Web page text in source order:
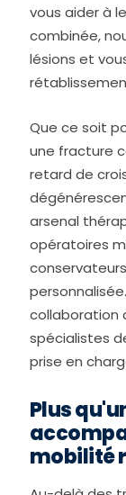
vous aider à
combinée,
lésions et
Que ce soit
une fracture
retard de
arsenal
opératoires
collaboration
spécialistes
prise en
Plus
mobilité